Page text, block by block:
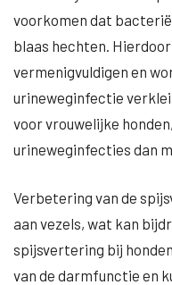
voorkomen dat
blaas hechten.
vermenigvuldigen en
urineweginfectie
voor vrouwelijke
urineweginfecties dan
Verbetering van de
aan vezels, wat kan
spijsvertering bij
van de darmfunctie en